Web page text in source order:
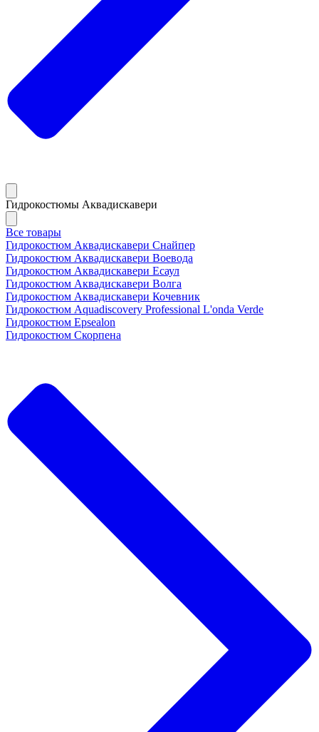
Гидрокостюмы Аквадискавери
Все товары
Гидрокостюм Аквадискавери Снайпер
Гидрокостюм Аквадискавери Воевода
Гидрокостюм Аквадискавери Есаул
Гидрокостюм Аквадискавери Волга
Гидрокостюм Аквадискавери Кочевник
Гидрокостюм Aquadiscovery Professional L'onda Verde
Гидрокостюм Epsealon
Гидрокостюм Скорпена